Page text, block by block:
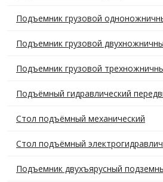
Подъемник грузовой
Подъемник грузовой
Подъемник грузовой
Подъёмный гидравлический
Стол подъёмный механический
Стол подъёмный
Подъемник двухъярусный